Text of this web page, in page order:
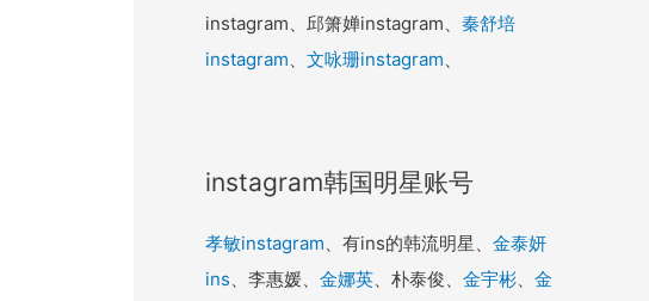
instagram、邱箫婵instagram、 秦舒培
instagram
文咏珊instagram
instagram韩国明星账号
孝敏instagram 、有ins的韩流明星、 金泰妍
ins 、李惠媛、 金娜英 、朴泰俊、 金宇彬
金